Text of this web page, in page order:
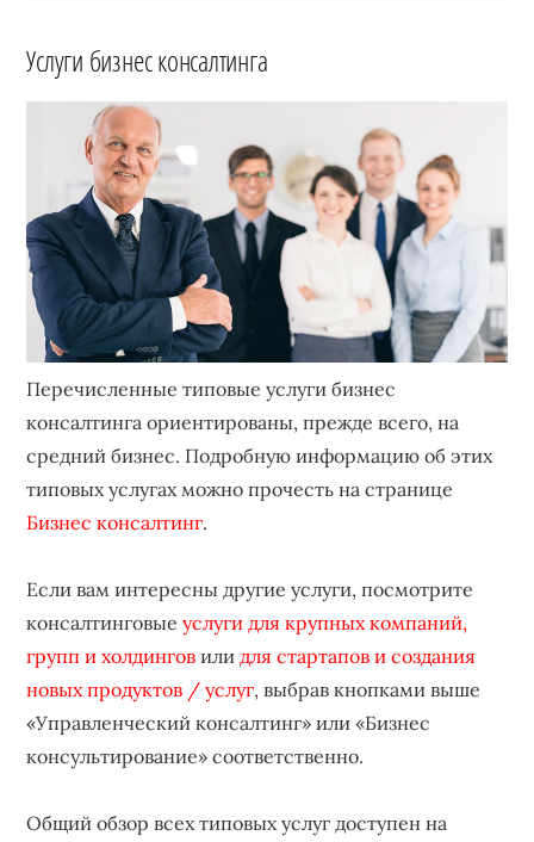
Услуги бизнес консалтинга
Перечисленные типовые услуги бизнес
консалтинга ориентированы, прежде всего, на
средний бизнес. Подробную информацию об этих
типовых услугах можно прочесть на странице
Бизнес консалтинг.
Если вам интересны другие услуги, посмотрите
консалтинговыеуслуги для крупных компаний,
групп и холдингов илидля стартапов и создания
новых продуктов / услуг, выбрав кнопками выше
«Управленческий консалтинг» или «Бизнес
консультирование» соответственно.
Общий обзор всех типовых услуг доступен на